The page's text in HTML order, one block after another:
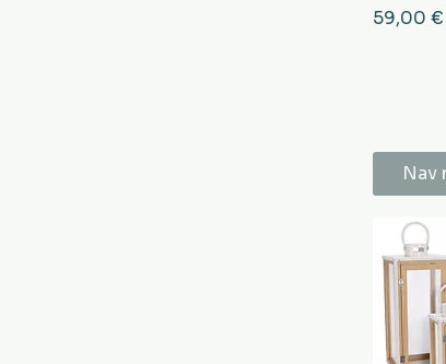
Cena
59,00 €
Nav